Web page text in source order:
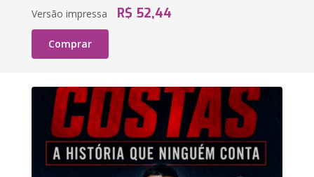
Versão impressa R$ 52,44
Comprar